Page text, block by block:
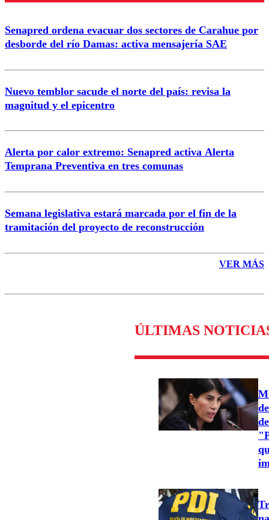
Correo
Senapred ordena evacuar dos sectores de Carahue por
desborde del río Damas: activa mensajería SAE
Nuevo temblor sacude el norte del país: revisa la
magnitud y el epicentro
Alerta por calor extremo: Senapred activa Alerta
Temprana Preventiva en tres comunas
Semana legislativa estará marcada por el fin de la
tramitación del proyecto de reconstrucción
VER MÁS
ÚLTIMAS